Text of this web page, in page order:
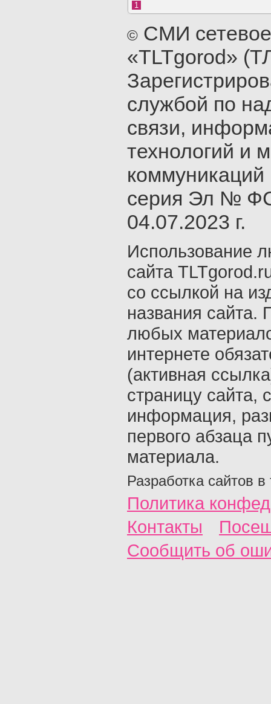
1
© СМИ
«TLTgorod»
службой по
связи,
технологий и
серия Эл №
04.07.2023 г.
Использование
сайта
со ссылкой на
названия сайта.
любых
интернете
(активная
страницу сайта,
информация,
первого абзаца
материала.
Разработка сайтов в
Политика
Контакты
Сообщить об